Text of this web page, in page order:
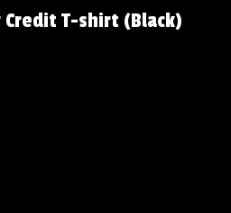
Credit T-shirt (Black)